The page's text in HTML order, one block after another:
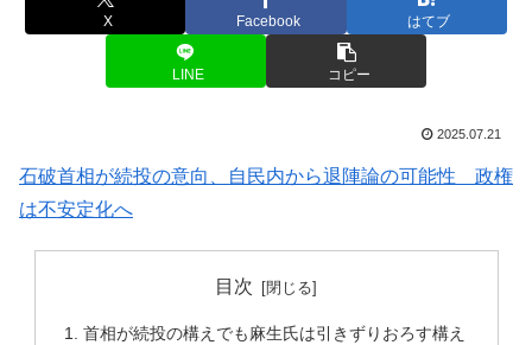
X Facebook はてブ
LINE コピー
2025.07.21
石破首相が続投の意向、自民内から退陣論の可能性 政権
は不安定化へ
目次
首相が続投の構えでも麻生氏は引きずりおろす構え